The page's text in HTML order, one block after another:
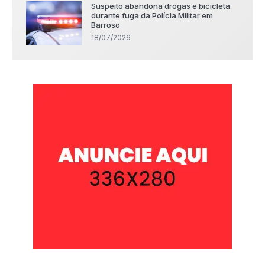
Suspeito abandona drogas e bicicleta
durante fuga da Polícia Militar em
Barroso
18/07/2026